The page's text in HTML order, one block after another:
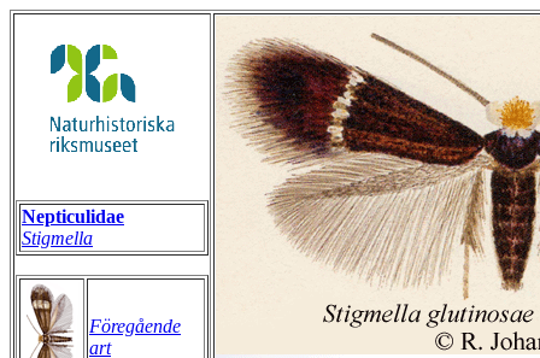
Nepticulidae
Stigmella
Föregående
art